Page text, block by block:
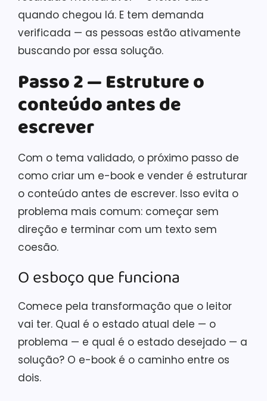
quando chegou lá. E tem demanda
verificada — as pessoas estão ativamente
buscando por essa solução.
Passo 2 — Estruture o
conteúdo antes de
escrever
Com o tema validado, o próximo passo de
como criar um e-book e vender é estruturar
o conteúdo antes de escrever. Isso evita o
problema mais comum: começar sem
direção e terminar com um texto sem
coesão.
O esboço que funciona
Comece pela transformação que o leitor
vai ter. Qual é o estado atual dele — o
problema — e qual é o estado desejado — a
solução? O e-book é o caminho entre os
dois.